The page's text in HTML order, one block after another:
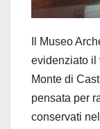
Il Museo
evidenziato il
Monte di
pensata per
conservati